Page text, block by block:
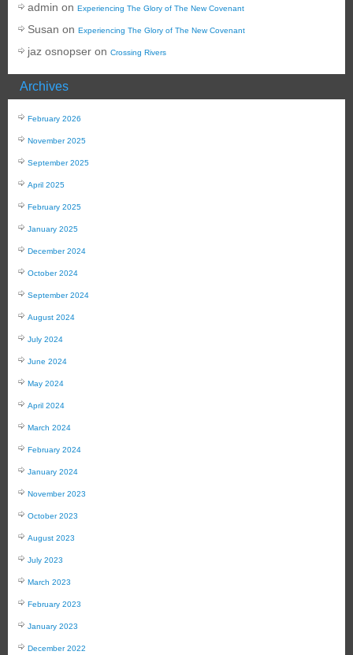
admin on Experiencing The Glory of The New Covenant
Susan on Experiencing The Glory of The New Covenant
jaz osnopser on Crossing Rivers
Archives
February 2026
November 2025
September 2025
April 2025
February 2025
January 2025
December 2024
October 2024
September 2024
August 2024
July 2024
June 2024
May 2024
April 2024
March 2024
February 2024
January 2024
November 2023
October 2023
August 2023
July 2023
March 2023
February 2023
January 2023
December 2022